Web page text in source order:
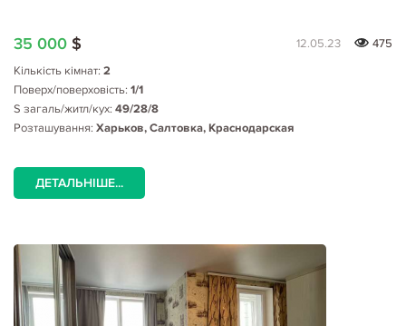
35 000 $ 12.05.23
475
Кількість кімнат: 2
Поверх/поверховість: 1/1
S загаль/житл/кух: 49/28/8
Розташування: Харьков, Салтовка, Краснодарская
ДЕТАЛЬНІШЕ...